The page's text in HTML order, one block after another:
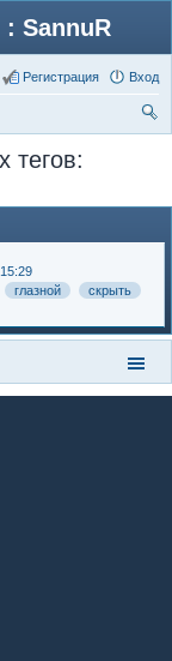
SannuR
Вход
Регистрация
тегов:
глазной
скрыть